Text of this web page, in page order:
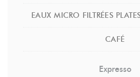
EAUX MICRO FILTRÉES
CAFÉ
Expresso